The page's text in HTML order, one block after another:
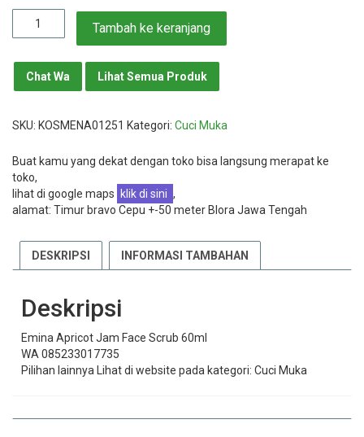
Kuantitas
Emina
Jam
Face
Tambah ke keranjang
Chat Wa Lihat Semua Produk
SKU: KOSMENA01251 Kategori: Cuci Muka
Buat kamu yang dekat dengan toko bisa langsung merapat ke
toko,
lihat di google maps klik di sini ,
alamat: Timur bravo Cepu +-50 meter Blora Jawa Tengah
DESKRIPSI INFORMASI TAMBAHAN
Deskripsi
Emina Apricot Jam Face Scrub 60ml
WA 085233017735
Pilihan lainnya Lihat di website pada kategori: Cuci Muka